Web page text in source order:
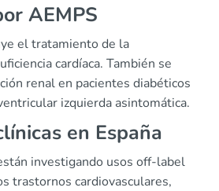
AEMPS
el tratamiento de la
cardíaca. También se
renal en pacientes diabéticos
izquierda asintomática.
en España
investigando usos off-label
trastornos cardiovasculares,